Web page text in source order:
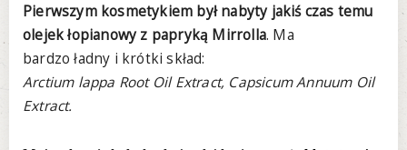
Pierwszym kosmetykiem był nabyty jakiś czas temu
olejek łopianowy z papryką Mirrolla. Ma
bardzo ładny i krótki skład:
Arctium lappa Root Oil Extract, Capsicum Annuum Oil
Extract.